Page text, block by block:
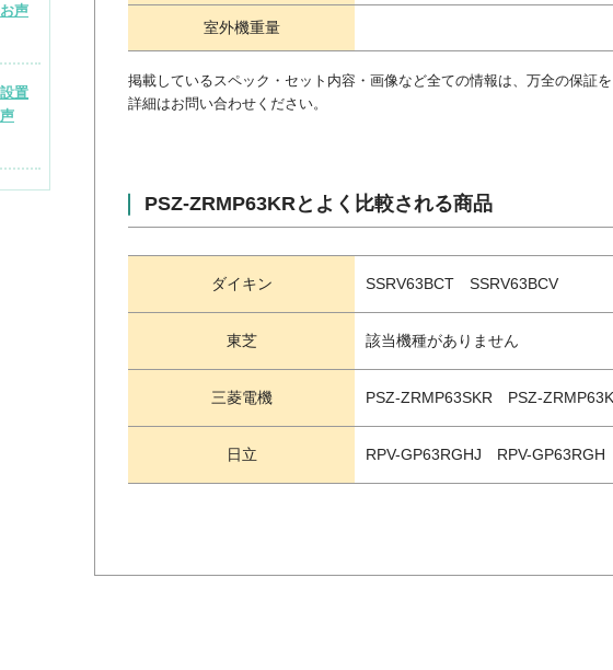
室外機重量
掲載しているスペック・セット内容・画像など全ての情報は、万全の保証
詳細はお問い合わせください。
PSZ-ZRMP63KRとよく比較される商品
ダイキン SSRV63BCT SSRV63BCV
東芝 該当機種がありません
三菱電機 PSZ-ZRMP63SKR PSZ-
日立 RPV-GP63RGHJ RPV-
声
置